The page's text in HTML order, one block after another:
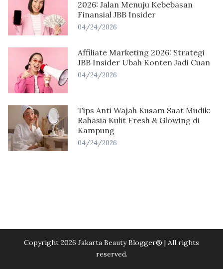
2026: Jalan Menuju Kebebasan
Finansial JBB Insider
04/24/2026
Affiliate Marketing 2026: Strategi
JBB Insider Ubah Konten Jadi Cuan
04/24/2026
Tips Anti Wajah Kusam Saat Mudik:
Rahasia Kulit Fresh & Glowing di
Kampung
04/24/2026
Copyright 2026 Jakarta Beauty Blogger®️ | All rights
reserved.